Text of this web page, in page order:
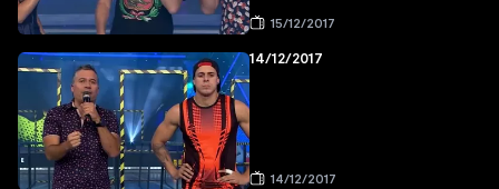
15/12/2017
14/12/2017
14/12/2017